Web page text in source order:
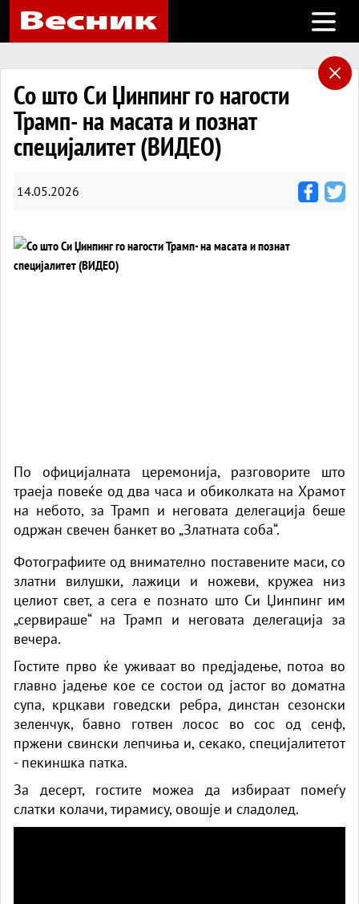
Open
Со што Си Џинпинг го нагости
Трамп- на масата и познат
специјалитет (ВИДЕО)
14.05.2026
По официјалната церемонија, разговорите што
траеја повеќе од два часа и обиколката на Храмот
на небото, за Трамп и неговата делегација беше
одржан свечен банкет во „Златната соба“.
Фотографиите од внимателно поставените маси, со
златни вилушки, лажици и ножеви, кружеа низ
целиот свет, а сега е познато што Си Џинпингим
„сервираше“ на Трамп и неговата делегација за
вечера.
Гостите прво ќе уживаат во предјадење, потоа во
главно јадење кое се состои од јастог во доматна
супа, крцкави говедски ребра, динстан сезонски
зеленчук, бавно готвен лосос во сос од сенф,
пржени свински лепчиња и, секако, специјалитетот
- пекиншка патка.
За десерт, гостите можea да избираат помеѓу
слатки колачи, тирамису, овошје и сладолед.